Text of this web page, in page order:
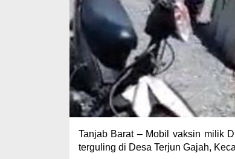
Tanjab Barat – Mobil vaksin milik
terguling di Desa Terjun Gajah,